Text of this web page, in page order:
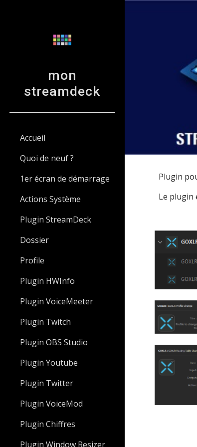
mon
streamdeck
Accueil
Quoi de neuf ?
1er écran de démarrage
Actions Système
Plugin StreamDeck
Dossier
Profile
Plugin HWInfo
Plugin VoiceMeeter
Plugin Twitch
Plugin OBS Studio
Plugin Youtube
Plugin Twitter
Plugin VoiceMod
Plugin Chiffres
Plugin Window Resizer
Plugin
Le plugin